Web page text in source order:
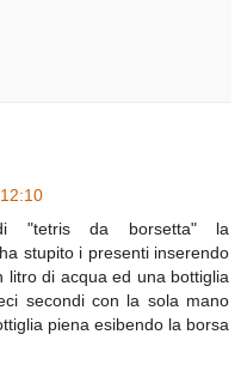
"tetris da borsetta" la
stupito i presenti inserendo
litro di acqua ed una bottiglia
secondi con la sola mano
piena esibendo la borsa